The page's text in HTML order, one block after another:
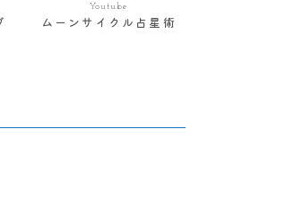
Youtube
ムーンサイクル占星術